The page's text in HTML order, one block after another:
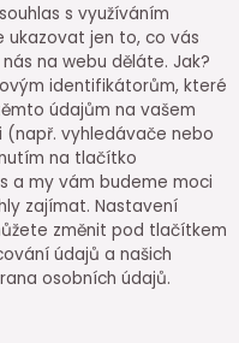
s využíváním
ukazovat jen to, co vás
na webu děláte. Jak?
identifikátorům, které
údajům na vašem
vyhledávače nebo
na tlačítko
a my vám budeme moci
zajímat. Nastavení
změnit pod tlačítkem
údajů a našich
osobních údajů.